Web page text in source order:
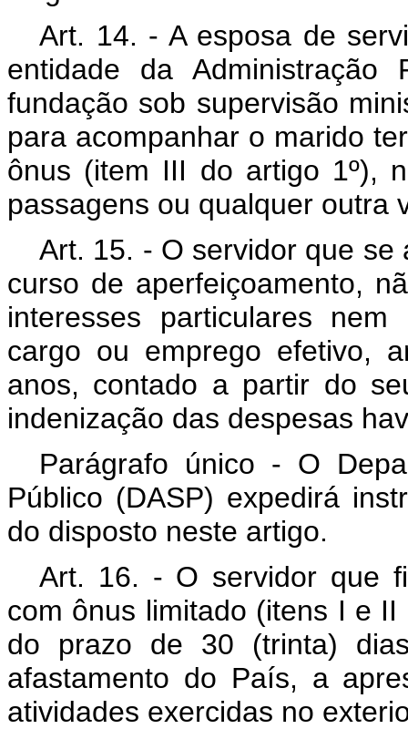
Art. 14. - A esposa de
entidade da
fundação sob supervisão
para acompanhar o marido
ônus (item III do artigo 1º),
passagens ou qualquer outra
Art. 15. - O servidor que
curso de aperfeiçoamento,
interesses particulares
cargo ou emprego efetivo,
anos, contado a partir do
indenização das despesas
Parágrafo único - O
Público (DASP) expedirá
do disposto neste artigo.
Art. 16. - O servidor que
com ônus limitado (itens I e
do prazo de 30 (trinta)
afastamento do País, a
atividades exercidas no